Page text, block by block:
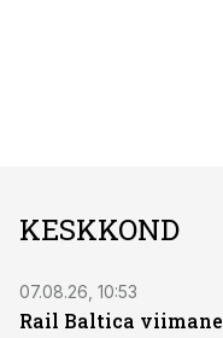
KESKKOND
07.08.26, 10:53
Rail Baltica viimane